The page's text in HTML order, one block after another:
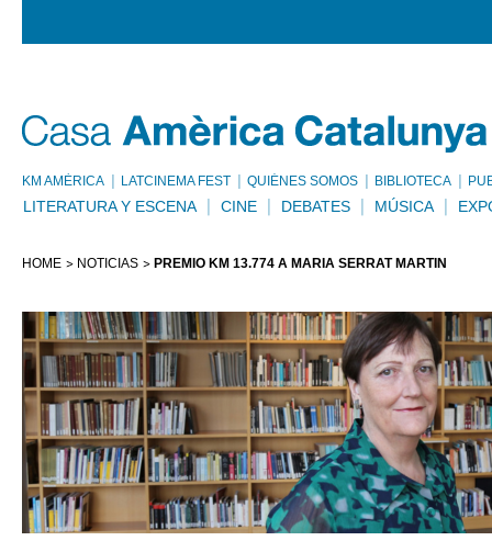
KM AMÈRICA LATCINEMA FEST QUIÉNES SOMOS BIBLIOTECA
LITERATURA Y ESCENA CINE DEBATES MÚSICA
HOME NOTICIAS PREMIO KM 13.774 A MARIA SERRAT MARTÍN